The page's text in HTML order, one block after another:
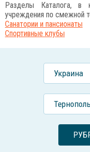
Разделы Каталога, в
учреждения по смежной
Санатории и пансионаты
Спортивные клубы
Украина